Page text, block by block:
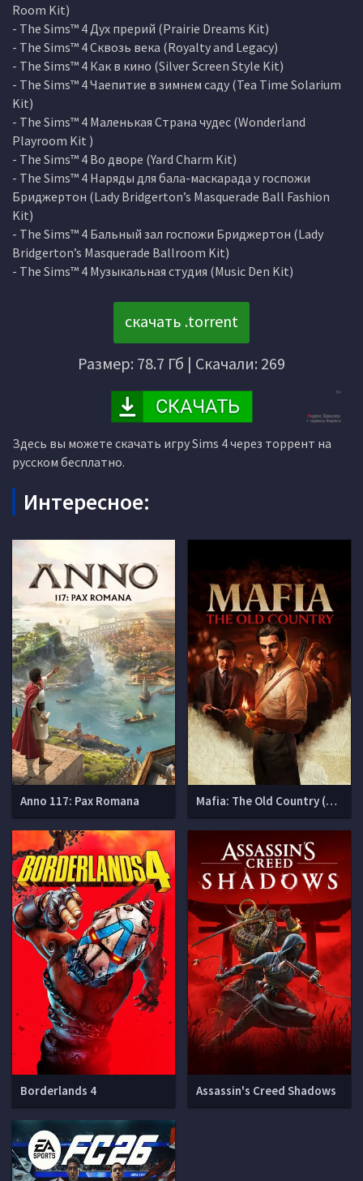
Room Kit)
- The Sims™ 4 Дух прерий (Prairie Dreams Kit)
- The Sims™ 4 Сквозь века (Royalty and Legacy)
- The Sims™ 4 Как в кино (Silver Screen Style Kit)
- The Sims™ 4 Чаепитие в зимнем саду (Tea Time Solarium
Kit)
- The Sims™ 4 Маленькая Страна чудес (Wonderland
Playroom Kit )
- The Sims™ 4 Во дворе (Yard Charm Kit)
- The Sims™ 4 Наряды для бала-маскарада у госпожи
Бриджертон (Lady Bridgerton’s Masquerade Ball Fashion
Kit)
- The Sims™ 4 Бальный зал госпожи Бриджертон (Lady
Bridgerton’s Masquerade Ballroom Kit)
- The Sims™ 4 Музыкальная студия (Music Den Kit)
скачать .torrent
Размер: 78.7 Гб | Скачали: 269
Здесь вы можете скачать игру Sims 4 через торрент на
русском бесплатно.
Интересное:
Anno 117: Pax Romana Mafia: The Old Country (Мафия 4)
Borderlands 4 Assassin's Creed Shadows